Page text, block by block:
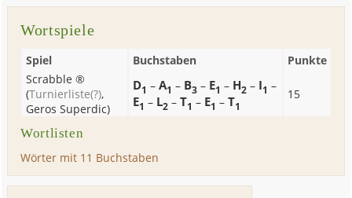
Wortspiele
Spiel Buchstaben
Punkte
Scrabble ®
(Turnierliste(?),
Geros Superdic)
D1 –A1 – B3 – E1 – H2 – I1 –
E1 – L2 –T1 – E1 –T1
15
Wortlisten
Wörter mit 11 Buchstaben